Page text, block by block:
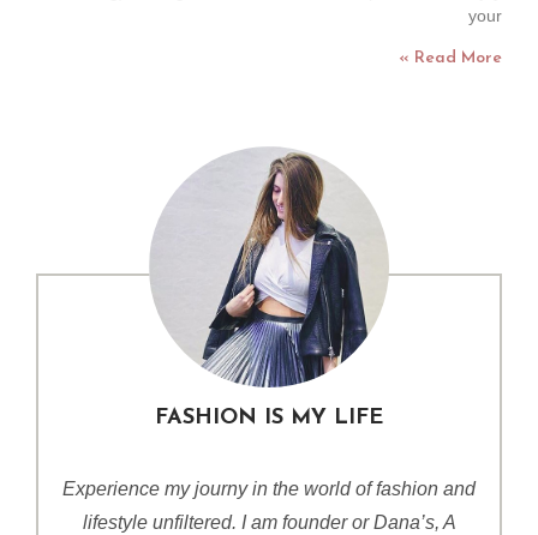
your
Read More »
FASHION IS MY LIFE
Experience my journy in the world of fashion and
lifestyle unfiltered. I am founder or Dana’s, A